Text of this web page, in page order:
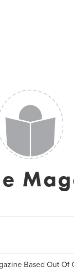
Based Out Of